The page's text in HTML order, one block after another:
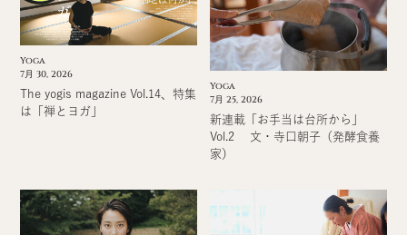
Yoga
7月 30, 2026
The yogis magazine Vol.14、特集
は「禅とヨガ」
Yoga
7月 25, 2026
新連載「お手当は台所から」
Vol.2 文・寺口朝子（発酵食養
家）